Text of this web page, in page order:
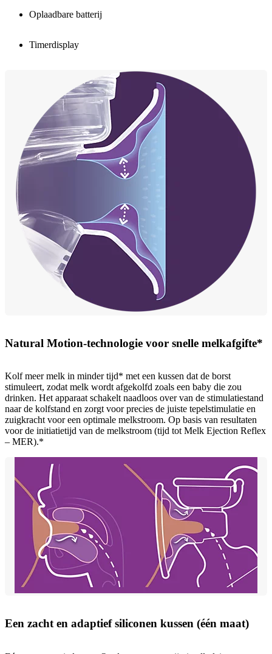
Oplaadbare batterij
Timerdisplay
Natural Motion-technologie voor snelle melkafgifte*
Kolf meer melk in minder tijd* met een kussen dat de borst
stimuleert, zodat melk wordt afgekolfd zoals een baby die zou
drinken. Het apparaat schakelt naadloos over van de stimulatiestand
naar de kolfstand en zorgt voor precies de juiste tepelstimulatie en
zuigkracht voor een optimale melkstroom. Op basis van resultaten
voor de initiatietijd van de melkstroom (tijd tot Melk Ejection Reflex
– MER).*
Een zacht en adaptief siliconen kussen (één maat)